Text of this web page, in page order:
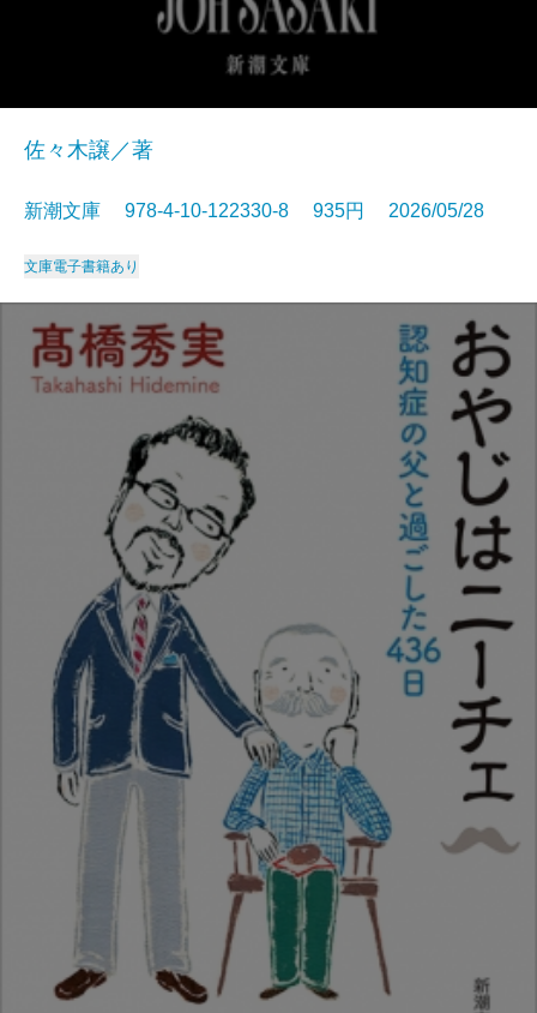
佐々木譲／著
新潮文庫 978-4-10-122330-8 935円 2026/05/28
文庫電子書籍あり